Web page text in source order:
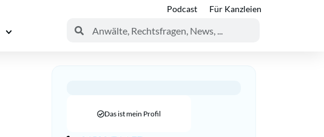
Podcast Für Kanzleien
Das ist mein Profil